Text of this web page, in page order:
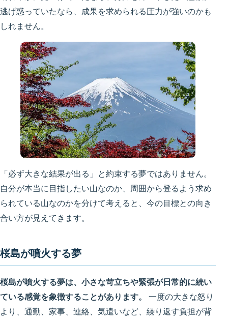
逃げ惑っていたなら、成果を求められる圧力が強いのかも
しれません。
「必ず大きな結果が出る」と約束する夢ではありません。
自分が本当に目指したい山なのか、周囲から登るよう求め
られている山なのかを分けて考えると、今の目標との向き
合い方が見えてきます。
桜島が噴火する夢
桜島が噴火する夢は、小さな苛立ちや緊張が日常的に続い
ている感覚を象徴することがあります。
一度の大きな怒り
より、通勤、家事、連絡、気遣いなど、繰り返す負担が背